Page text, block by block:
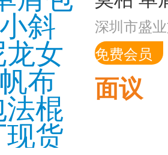
深圳市盛
免费会员
面议